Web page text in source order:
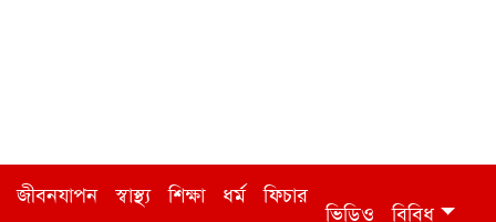
জীবনযাপন স্বাস্থ্য শিক্ষা ধর্ম ফিচার
ভিডিও বিবিধ